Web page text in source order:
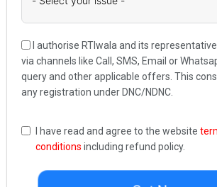
I authorise RTIwala and its
via channels like Call, SMS, Email or
query and other applicable offers. This
any registration under DNC/NDNC.
I have read and agree to the website
conditions including refund policy.